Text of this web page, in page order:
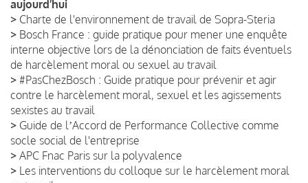
aujourd’hui
> Charte de l'environnement de travail de Sopra-Steria
> Bosch France : guide pratique pour mener une enquête
interne objective lors de la dénonciation de faits éventuels
de harcèlement moral ou sexuel au travail
> #PasChezBosch : Guide pratique pour prévenir et agir
contre le harcèlement moral, sexuel et les agissements
sexistes au travail
> Guide de lʼAccord de Performance Collective comme
socle social de l'entreprise
> APC Fnac Paris sur la polyvalence
> Les interventions du colloque sur le harcèlement moral